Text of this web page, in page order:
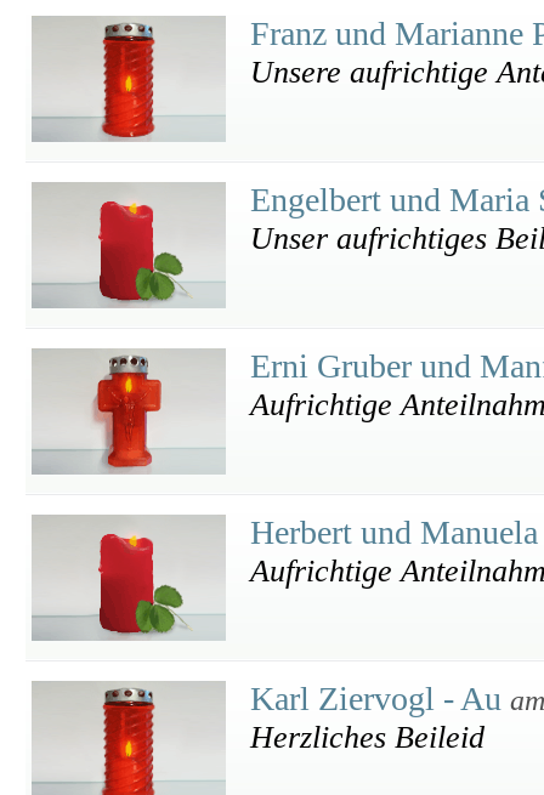
Franz und Marianne
Unsere aufrichtige
Engelbert und
Unser aufrichtiges
Erni Gruber und
Aufrichtige
Herbert und
Aufrichtige
Karl Ziervogl - Au
Herzliches Beileid